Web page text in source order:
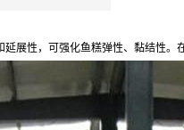
展性，可强化鱼糕弹性、黏结性